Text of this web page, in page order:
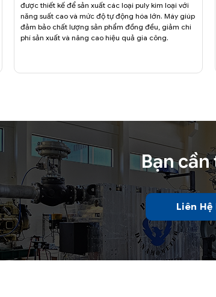
được thiết kế để sản xuất các loại puly kim loại với
năng suất cao và mức độ tự động hóa lớn. Máy giúp
đảm bảo chất lượng sản phẩm đồng đều, giảm chi
phí sản xuất và nâng cao hiệu quả gia công.
Bạn cần
Liên Hệ